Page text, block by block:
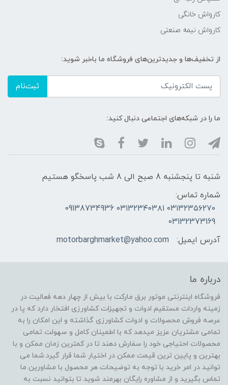
کارواش خانگی
کارواش نیمه صنعتی
از تخفیف‌ها و جدیدترین‌های فروشگاه ما باخبر شوید:
ثبت‌نام
ما را در شبکه‌های اجتماعی دنبال کنید:
شنبه تا پنجشنبه 8 صبح الی 8 شب پاسخگو هستیم
شماره تماس:
۰۳۱۳۲۳۵۶۲۷۰ ۰۳۱۳۲۳۴۰۳۸۱ 09138734936
03132373169
آدرس ایمیل:
motorbarghmarket@yahoo.com
درباره ما
فروشگاه اینترنتی موتور برق مارکت با بیش از چهار دهه فعالیت در
زمینه واردات مستقیم ادوات و تجهیزات کشاورزی افتخار دارد که پا در
عرصه فروش محصولات و ادوات کشاورزی گذاشته و این امکان را به
تمامی مشتریان عزیز میدهد که با اطمینان کامل و سهولت تمامی
محصولات احتیاجی خود را سفارش دهند تا در کمترین زمان ممکن و با
بهترین و پایین ترین قیمت ممکن در اختیار شما قرار گیرد.شما می
توانید در امر خرید با توجه به توضیحات هر محصول با مشاورین ما
تماس بگیرید و از مشاوره رایگان بهرمند شوید تا بتوانید نسبت به